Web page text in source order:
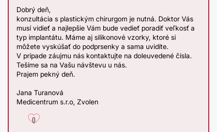
Dobrý deň,
konzultácia s plastickým chirurgom je nutná. Doktor Vás
musí vidieť a najlepšie Vám bude vedieť poradiť veľkosť a
typ implantátu. Máme aj silikonové vzorky, ktoré si
môžete vyskúšať do podprsenky a sama uvidíte.
V prípade záujmu nás kontaktujte na doleuvedené čísla.
Tešíme sa na Vašu návštevu u nás.
Prajem pekný deň.
Jana Turanová
Medicentrum s.r.o, Zvolen
0